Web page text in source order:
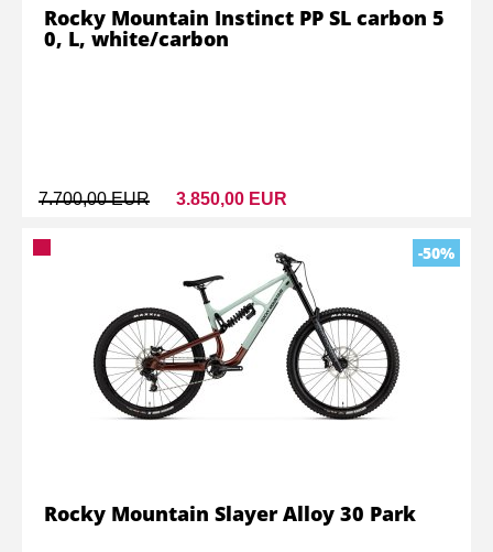
7.700,00 EUR 3.850,00 EUR
Rocky Mountain Instinct PP SL carbon 5
0, L, white/carbon
-50%
Rocky Mountain Slayer Alloy 30 Park